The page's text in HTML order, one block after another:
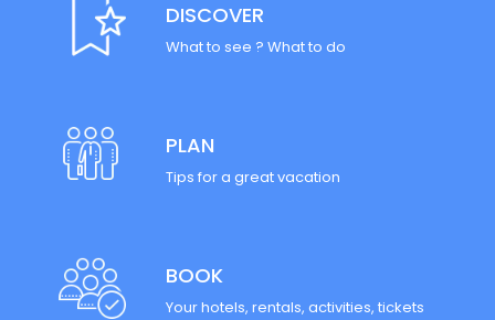
DISCOVER
What to see ? What to do
PLAN
Tips for a great vacation
BOOK
Your hotels, rentals, activities, tickets